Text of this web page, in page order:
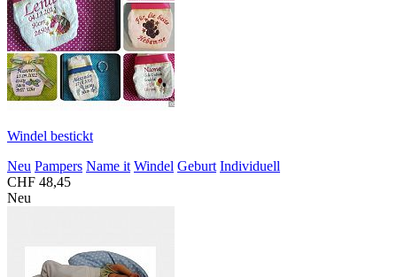
Windel bestickt
Neu Pampers Name it Windel Geburt Individuell
CHF 48,45
Neu